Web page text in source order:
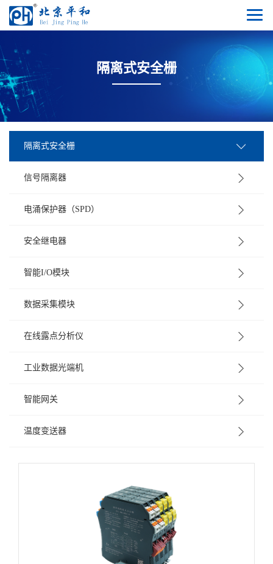
隔离式安全栅
隔离式安全栅
信号隔离器
电涌保护器（SPD）
安全继电器
智能I/O模块
数据采集模块
在线露点分析仪
工业数据光端机
智能网关
温度变送器